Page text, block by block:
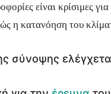
είναι κρίσιμες
η κατανόηση του
σύνοψης